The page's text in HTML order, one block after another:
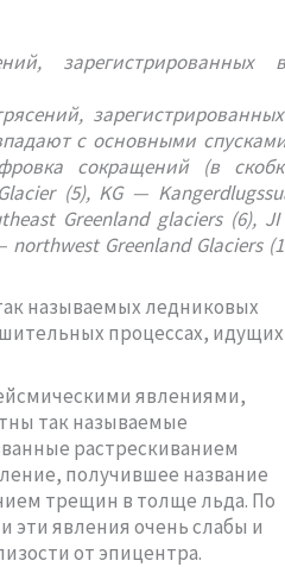
с основными
сокращений (в
(5), KG —
Greenland glaciers (6),
northwest Greenland Glaciers
называемых ледниковых
процессах,
явлениями,
так называемые
растрескиванием
получившее название
трещин в толще льда. По
явления очень слабы и
от эпицентра.